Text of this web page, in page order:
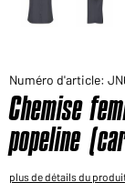
Numéro d'article:
Chemise
popeline
plus de détails du